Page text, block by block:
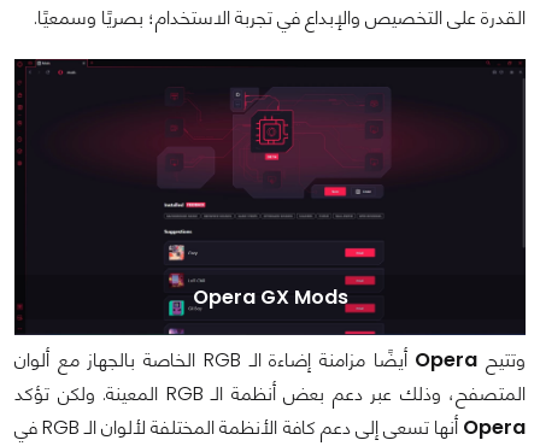
القدرة على التخصيص والإبداع في تجربة الاستخدام؛ بصريًا وسمعيًا.
Opera GX Mods
وتتيح Opera
أيضًا مزامنة إضاءة الـ RGB الخاصة بالجهاز مع ألوان
المتصفح، وذلك عبر دعم بعض أنظمة الـ RGB المعينة. ولكن تؤكد
Opera
أنها تسعى إلى دعم كافة الأنظمة المختلفة لألوان الـ RGB في